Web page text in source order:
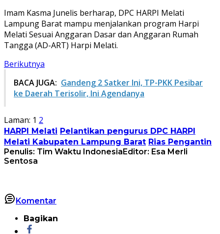
Imam Kasma Junelis berharap, DPC HARPI Melati
Lampung Barat mampu menjalankan program Harpi
Melati Sesuai Anggaran Dasar dan Anggaran Rumah
Tangga (AD-ART) Harpi Melati.
Berikutnya
BACA JUGA: Gandeng 2 Satker Ini, TP-PKK Pesibar
ke Daerah Terisolir, Ini Agendanya
Laman: 1 2
HARPI Melati Pelantikan pengurus DPC HARPI
Melati Kabupaten Lampung Barat Rias Pengantin
Penulis: Tim Waktu IndonesiaEditor: Esa Merli
Sentosa
Komentar
Bagikan